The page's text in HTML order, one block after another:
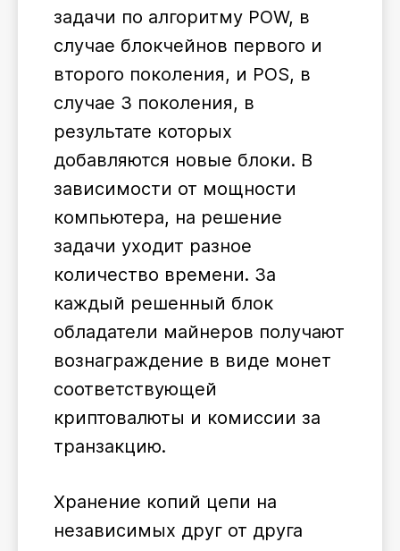
задачи по алгоритму POW, в
случае блокчейнов первого и
второго поколения, и POS, в
случае 3 поколения, в
результате которых
добавляются новые блоки. В
зависимости от мощности
компьютера, на решение
задачи уходит разное
количество времени. За
каждый решенный блок
обладатели майнеров получают
вознаграждение в виде монет
соответствующей
криптовалюты и комиссии за
транзакцию.
Хранение копий цепи на
независимых друг от друга